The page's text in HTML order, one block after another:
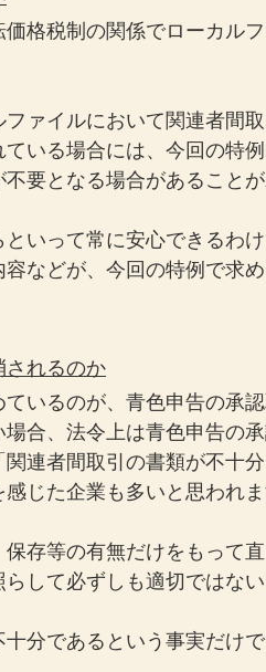
格税制の関係でローカル
ァイルにおいて関連者間
いる場合には、今回の特
要となる場合があることが
いって常に安心できるわ
などが、今回の特例で求
されるのか
いるのが、青色申告の承認
合、法令上は青色申告の
連者間取引の書類が不十
じた企業も多いと思われま
存等の有無だけをもって
して必ずしも適切ではない
分であるという事実だけ